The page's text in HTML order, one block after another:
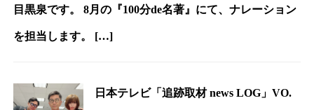
目黒泉です。 8月の『100分de名著』にて、ナレーション
を担当します。 […]
日本テレビ「追跡取材 news LOG」VO.